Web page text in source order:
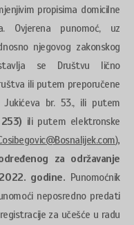
propisima domicilne
Ovjerena punomoć, uz
njegovog zakonskog
se Društvu lično
ili putem preporučene
br. 53., ili putem
ili putem elektronske
),
za održavanje
godine. Punomoćnik
neposredno predati
za učešće u radu